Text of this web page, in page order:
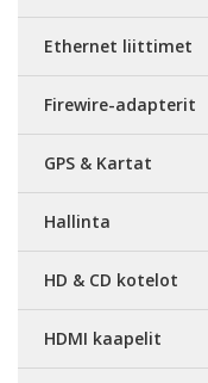
Ethernet liittimet
Firewire-adapterit
GPS & Kartat
Hallinta
HD & CD kotelot
HDMI kaapelit